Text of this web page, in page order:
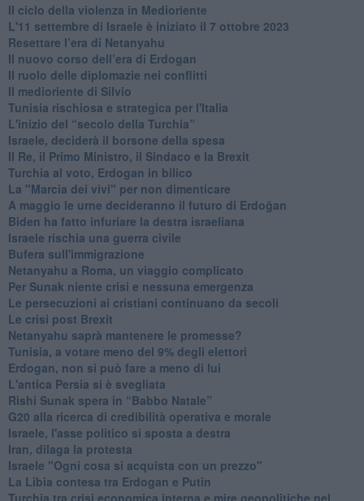
Il ciclo della violenza in Medioriente
L'11 settembre di Israele è iniziato il 7 ottobre 2023
Resettare l’era di Netanyahu
​Il nuovo corso dell’era di Erdogan
Il ruolo delle diplomazie nei conflitti
Il medioriente di Silvio
Tunisia rischiosa e strategica per l'Italia
L'inizio del “secolo della Turchia”
Israele, deciderà il borsone della spesa
Il Re, il Primo Ministro, il Sindaco e la Brexit
Turchia al voto, Erdogan in bilico
La "Marcia dei vivi" per non dimenticare
A maggio le urne decideranno il futuro di Erdoğan
Biden ha fatto infuriare la destra israeliana
Israele rischia una guerra civile
Bufera sull'immigrazione
Netanyahu a Roma, un viaggio complicato
Per Sunak niente crisi e nessuna emergenza
Le persecuzioni ai cristiani continuano da secoli
Le crisi post Brexit
Netanyahu saprà mantenere le promesse?
Tunisia, a votare meno del 9% degli elettori
Erdogan, non si può fare a meno di lui
L'antica Persia si è svegliata
Rishi Sunak spera in “Babbo Natale”
G20 alla ricerca di credibilità operativa e morale
Israele, l'asse politico si sposta a destra
Iran, dilaga la protesta
Israele "Ogni cosa si acquista con un prezzo"
La Libia contesa tra Erdogan e Putin
Turchia tra crisi economica interna e mire geopolitiche nel